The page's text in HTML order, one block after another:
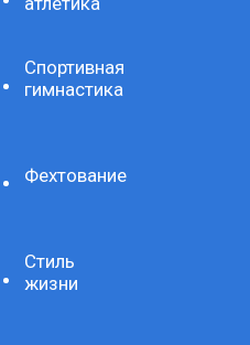
Спортивная
гимнастика
Фехтование
Стиль
жизни